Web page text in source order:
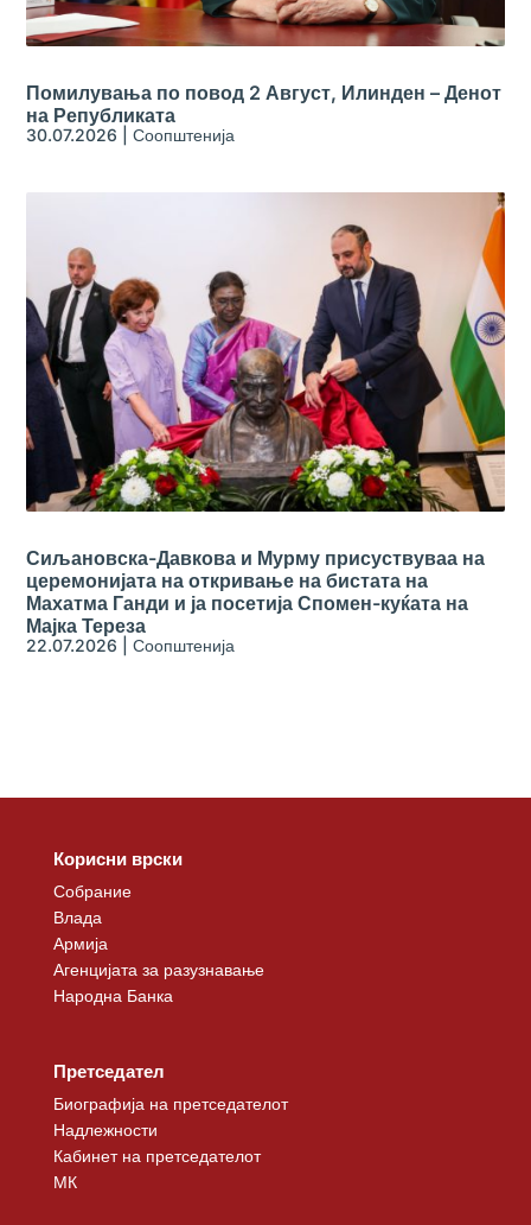
Помилувања по повод 2 Август, Илинден – Денот
на Републиката
30.07.2026 |Соопштенија
Сиљановска-Давкова и Мурму присуствуваа на
церемонијата на откривање на бистата на
Махатма Ганди и ја посетија Спомен-куќата на
Мајка Тереза
22.07.2026 |Соопштенија
Корисни врски
Собрание
Влада
Армија
Агенцијата за разузнавање
Народна Банка
Претседател
Биографија на претседателот
Надлежности
Кабинет на претседателот
МК